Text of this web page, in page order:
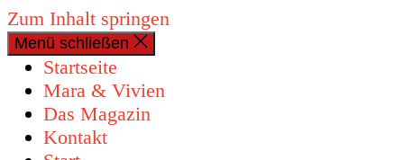
Zum Inhalt springen
Menü schließen
Startseite
Mara & Vivien
Das Magazin
Kontakt